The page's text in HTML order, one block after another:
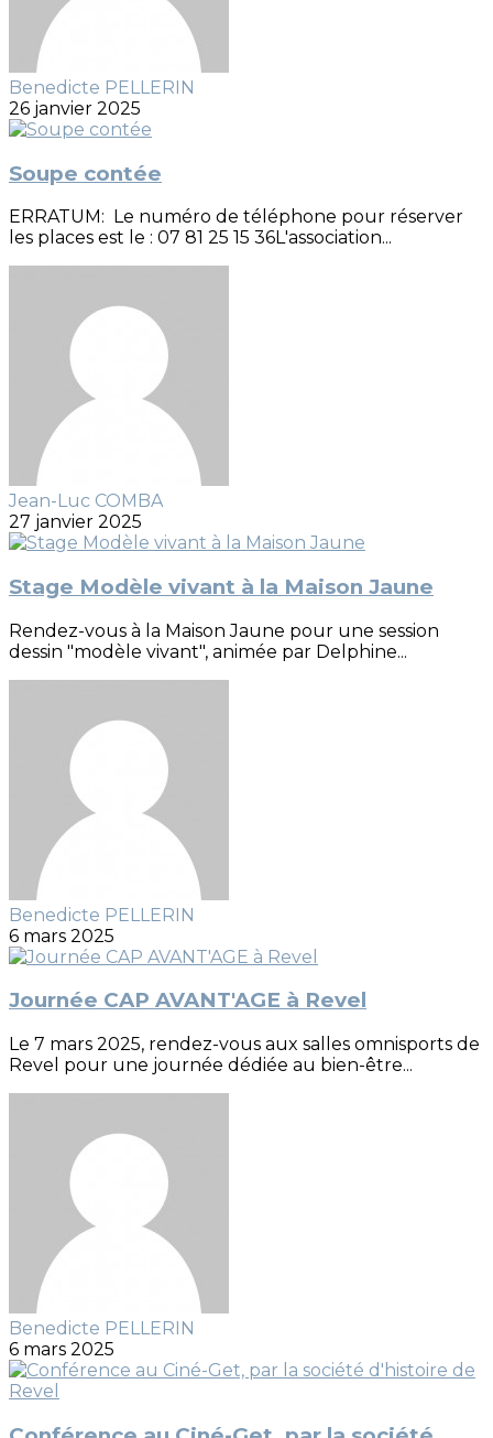
Benedicte PELLERIN
26 janvier 2025
Soupe contée
ERRATUM: Le numéro de téléphone pour réserver
les places est le : 07 81 25 15 36L'association...
Jean-Luc COMBA
27 janvier 2025
Stage Modèle vivant à la Maison Jaune
Rendez-vous à la Maison Jaune pour une session
dessin "modèle vivant", animée par Delphine...
Benedicte PELLERIN
6 mars 2025
Journée CAP AVANT'AGE à Revel
Le 7 mars 2025, rendez-vous aux salles omnisports de
Revel pour une journée dédiée au bien-être...
Benedicte PELLERIN
6 mars 2025